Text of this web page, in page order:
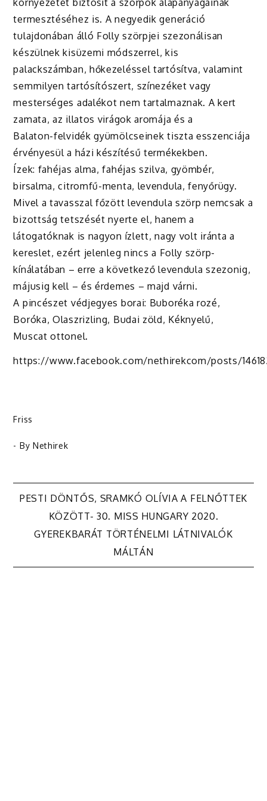
környezetet biztosít a szörpök alapanyagainak
termesztéséhez is. A negyedik generáció
tulajdonában álló Folly szörpjei szezonálisan
készülnek kisüzemi módszerrel, kis
palackszámban, hőkezeléssel tartósítva, valamint
semmilyen tartósítószert, színezéket vagy
mesterséges adalékot nem tartalmaznak. A kert
zamata, az illatos virágok aromája és a
Balaton-felvidék gyümölcseinek tiszta esszenciája
érvényesül a házi készítésű termékekben.
Ízek: fahéjas alma, fahéjas szilva, gyömbér,
birsalma, citromfű-menta, levendula, fenyőrügy.
Mivel a tavasszal főzött levendula szörp nemcsak a
bizottság tetszését nyerte el, hanem a
látogatóknak is nagyon ízlett, nagy volt iránta a
kereslet, ezért jelenleg nincs a Folly szörp-
kínálatában – erre a következő levendula szezonig,
májusig kell – és érdemes – majd várni.
A pincészet védjegyes borai: Buboréka rozé,
Boróka, Olaszrizling, Budai zöld, Kéknyelű,
Muscat ottonel.
https://www.facebook.com/nethirekcom/posts/
Friss
- By Nethirek
Bejegyzés
navigáció
PESTI DÖNTŐS, SRAMKÓ OLÍVIA A FELNŐTTEK
KÖZÖTT- 30. MISS HUNGARY 2020.
GYEREKBARÁT TÖRTÉNELMI LÁTNIVALÓK
MÁLTÁN